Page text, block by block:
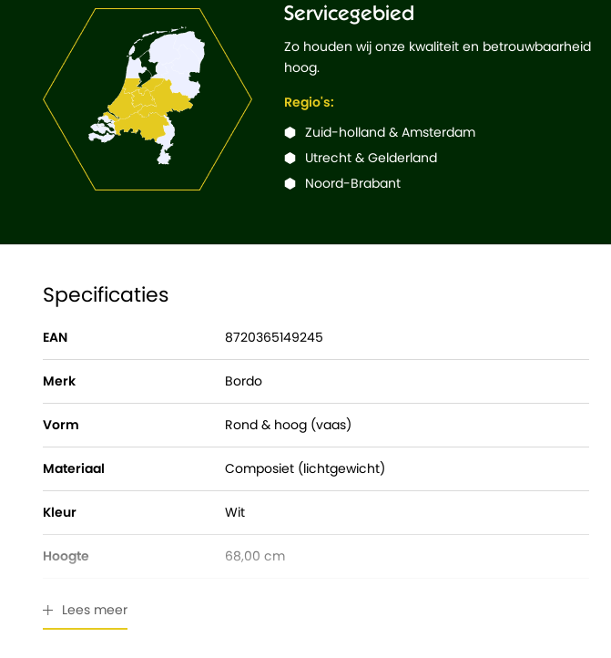
Servicegebied
Zo houden wij onze kwaliteit en betrouwbaarheid
hoog.
Regio's:
Zuid-holland & Amsterdam
Utrecht & Gelderland
Noord-Brabant
Specificaties
EAN 8720365149245
Merk Bordo
Vorm Rond & hoog (vaas)
Materiaal Composiet (lichtgewicht)
Kleur Wit
Hoogte 68,00 cm
Lees meer